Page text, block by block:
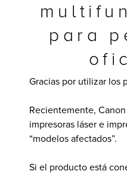
para
Gracias por utilizar los
Recientemente,
impresoras láser e
“modelos afectados”.
Si el producto está